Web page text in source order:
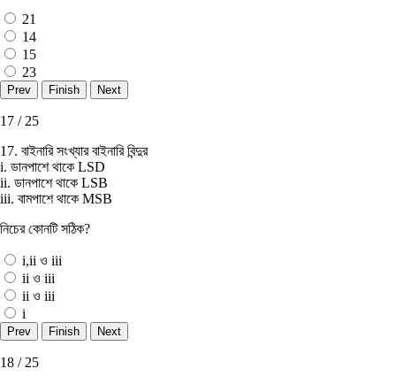
21
14
15
23
17 / 25
17. বাইনারি সংখ্যার বাইনারি বিন্দুর
i. ডানপাশে থাকে LSD
ii. ডানপাশে থাকে LSB
iii. বামপাশে থাকে MSB
নিচের কোনটি সঠিক?
i,ii ও iii
ii ও iii
ii ও iii
i
18 / 25